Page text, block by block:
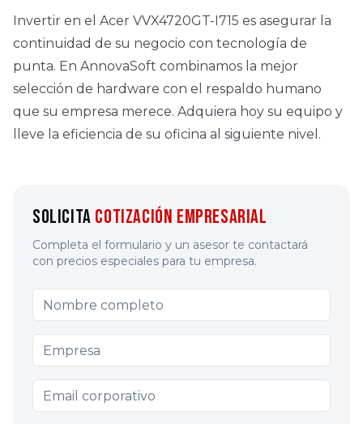
Invertir en el Acer VVX4720GT-I715 es asegurar la
continuidad de su negocio con tecnología de
punta. En AnnovaSoft combinamos la mejor
selección de hardware con el respaldo humano
que su empresa merece. Adquiera hoy su equipo y
lleve la eficiencia de su oficina al siguiente nivel.
Solicita Cotización Empresarial
Completa el formulario y un asesor te contactará
con precios especiales para tu empresa.